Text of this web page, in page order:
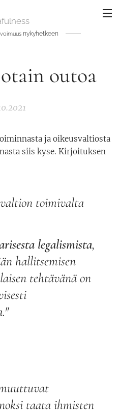
nykyhetkeen
outoa
ja oikeusvaltiosta
siis kyse. Kirjoituksen
valtion toimivalta
legalismista,
hallitsemisen
tehtävänä on
taata ihmisten